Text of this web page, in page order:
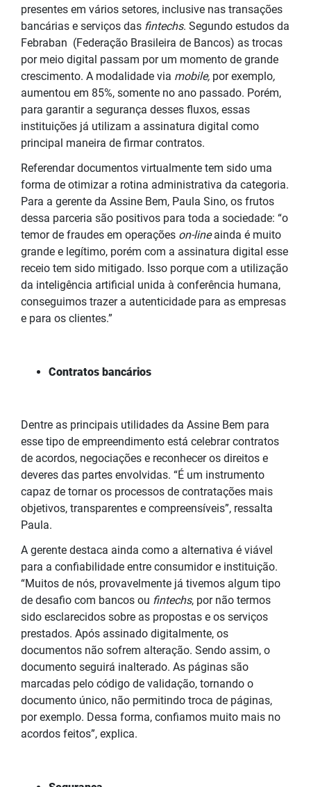
presentes em vários setores, inclusive nas transações
bancárias e serviços das fintechs. Segundo estudos da
Febraban (Federação Brasileira de Bancos) as trocas
por meio digital passam por um momento de grande
crescimento. A modalidade via mobile, por exemplo,
aumentou em 85%, somente no ano passado. Porém,
para garantir a segurança desses fluxos, essas
instituições já utilizam a assinatura digital como
principal maneira de firmar contratos.
Referendar documentos virtualmente tem sido uma
forma de otimizar a rotina administrativa da categoria.
Para a gerente da Assine Bem, Paula Sino, os frutos
dessa parceria são positivos para toda a sociedade: “o
temor de fraudes em operações on-lineainda é muito
grande e legítimo, porém com a assinatura digital esse
receio tem sido mitigado. Isso porque com a utilização
da inteligência artificial unida à conferência humana,
conseguimos trazera autenticidade para as empresas
e para os clientes.”
Contratos bancários
Dentre as principais utilidades da Assine Bem para
esse tipo de empreendimento está celebrar contratos
de acordos, negociações e reconhecer os direitos e
deveres das partes envolvidas. “É um instrumento
capaz de tornar os processos de contratações mais
objetivos, transparentes e compreensíveis”, ressalta
Paula.
A gerente destaca ainda como a alternativa é viável
para a confiabilidade entre consumidor e instituição.
“Muitos de nós, provavelmente já tivemos algum tipo
de desafio com bancos ou fintechs, por não termos
sido esclarecidos sobre as propostas e os serviços
prestados. Após assinado digitalmente, os
documentos não sofrem alteração. Sendo assim, o
documento seguirá inalterado. As páginas são
marcadas pelo código de validação, tornando o
documento único, não permitindo troca de páginas,
por exemplo. Dessa forma, confiamos muito mais no
acordos feitos”, explica.